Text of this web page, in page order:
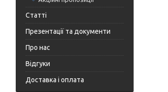
Статті
Презентації та документи
Про нас
Відгуки
Доставка і оплата